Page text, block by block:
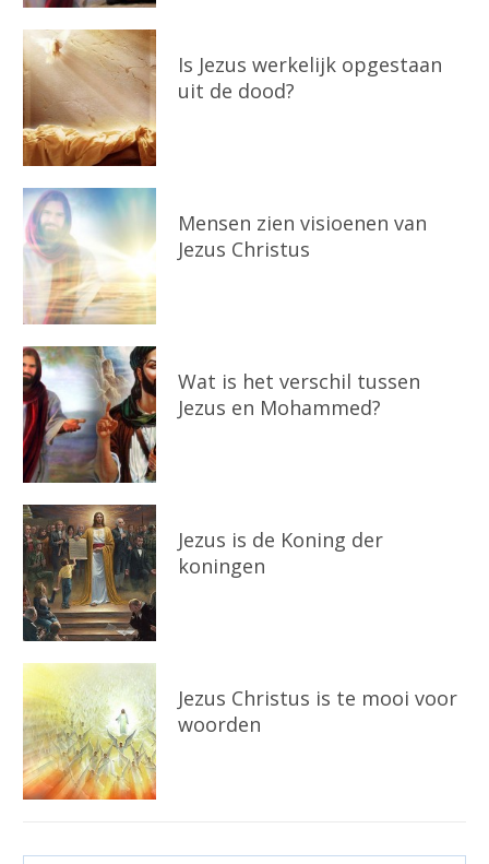
Is Jezus werkelijk opgestaan
uit de dood?
Mensen zien visioenen van
Jezus Christus
Wat is het verschil tussen
Jezus en Mohammed?
Jezus is de Koning der
koningen
Jezus Christus is te mooi voor
woorden